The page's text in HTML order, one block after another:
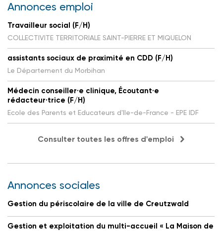
Annonces emploi
Travailleur social (F/H)
COLLECTIVITE TERRITORIALE SAINT-PIERRE ET MIQUELON
assistants sociaux de proximité en CDD (F/H)
Le Département du Morbihan
Médecin conseiller·e clinique, Écoutant·e
rédacteur·trice (F/H)
Ecole des Parents et Educateurs d'Ile-de-France - EPE IDF
Consulter toutes les offres d'emploi
Annonces sociales
Gestion du périscolaire de la ville de Creutzwald
Gestion et exploitation du multi-accueil « La Maison de